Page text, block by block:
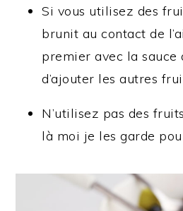
Si vous utilisez des
brunit au contact de
premier avec la sauce
d’ajouter les autres
N’utilisez pas des
là moi je les garde